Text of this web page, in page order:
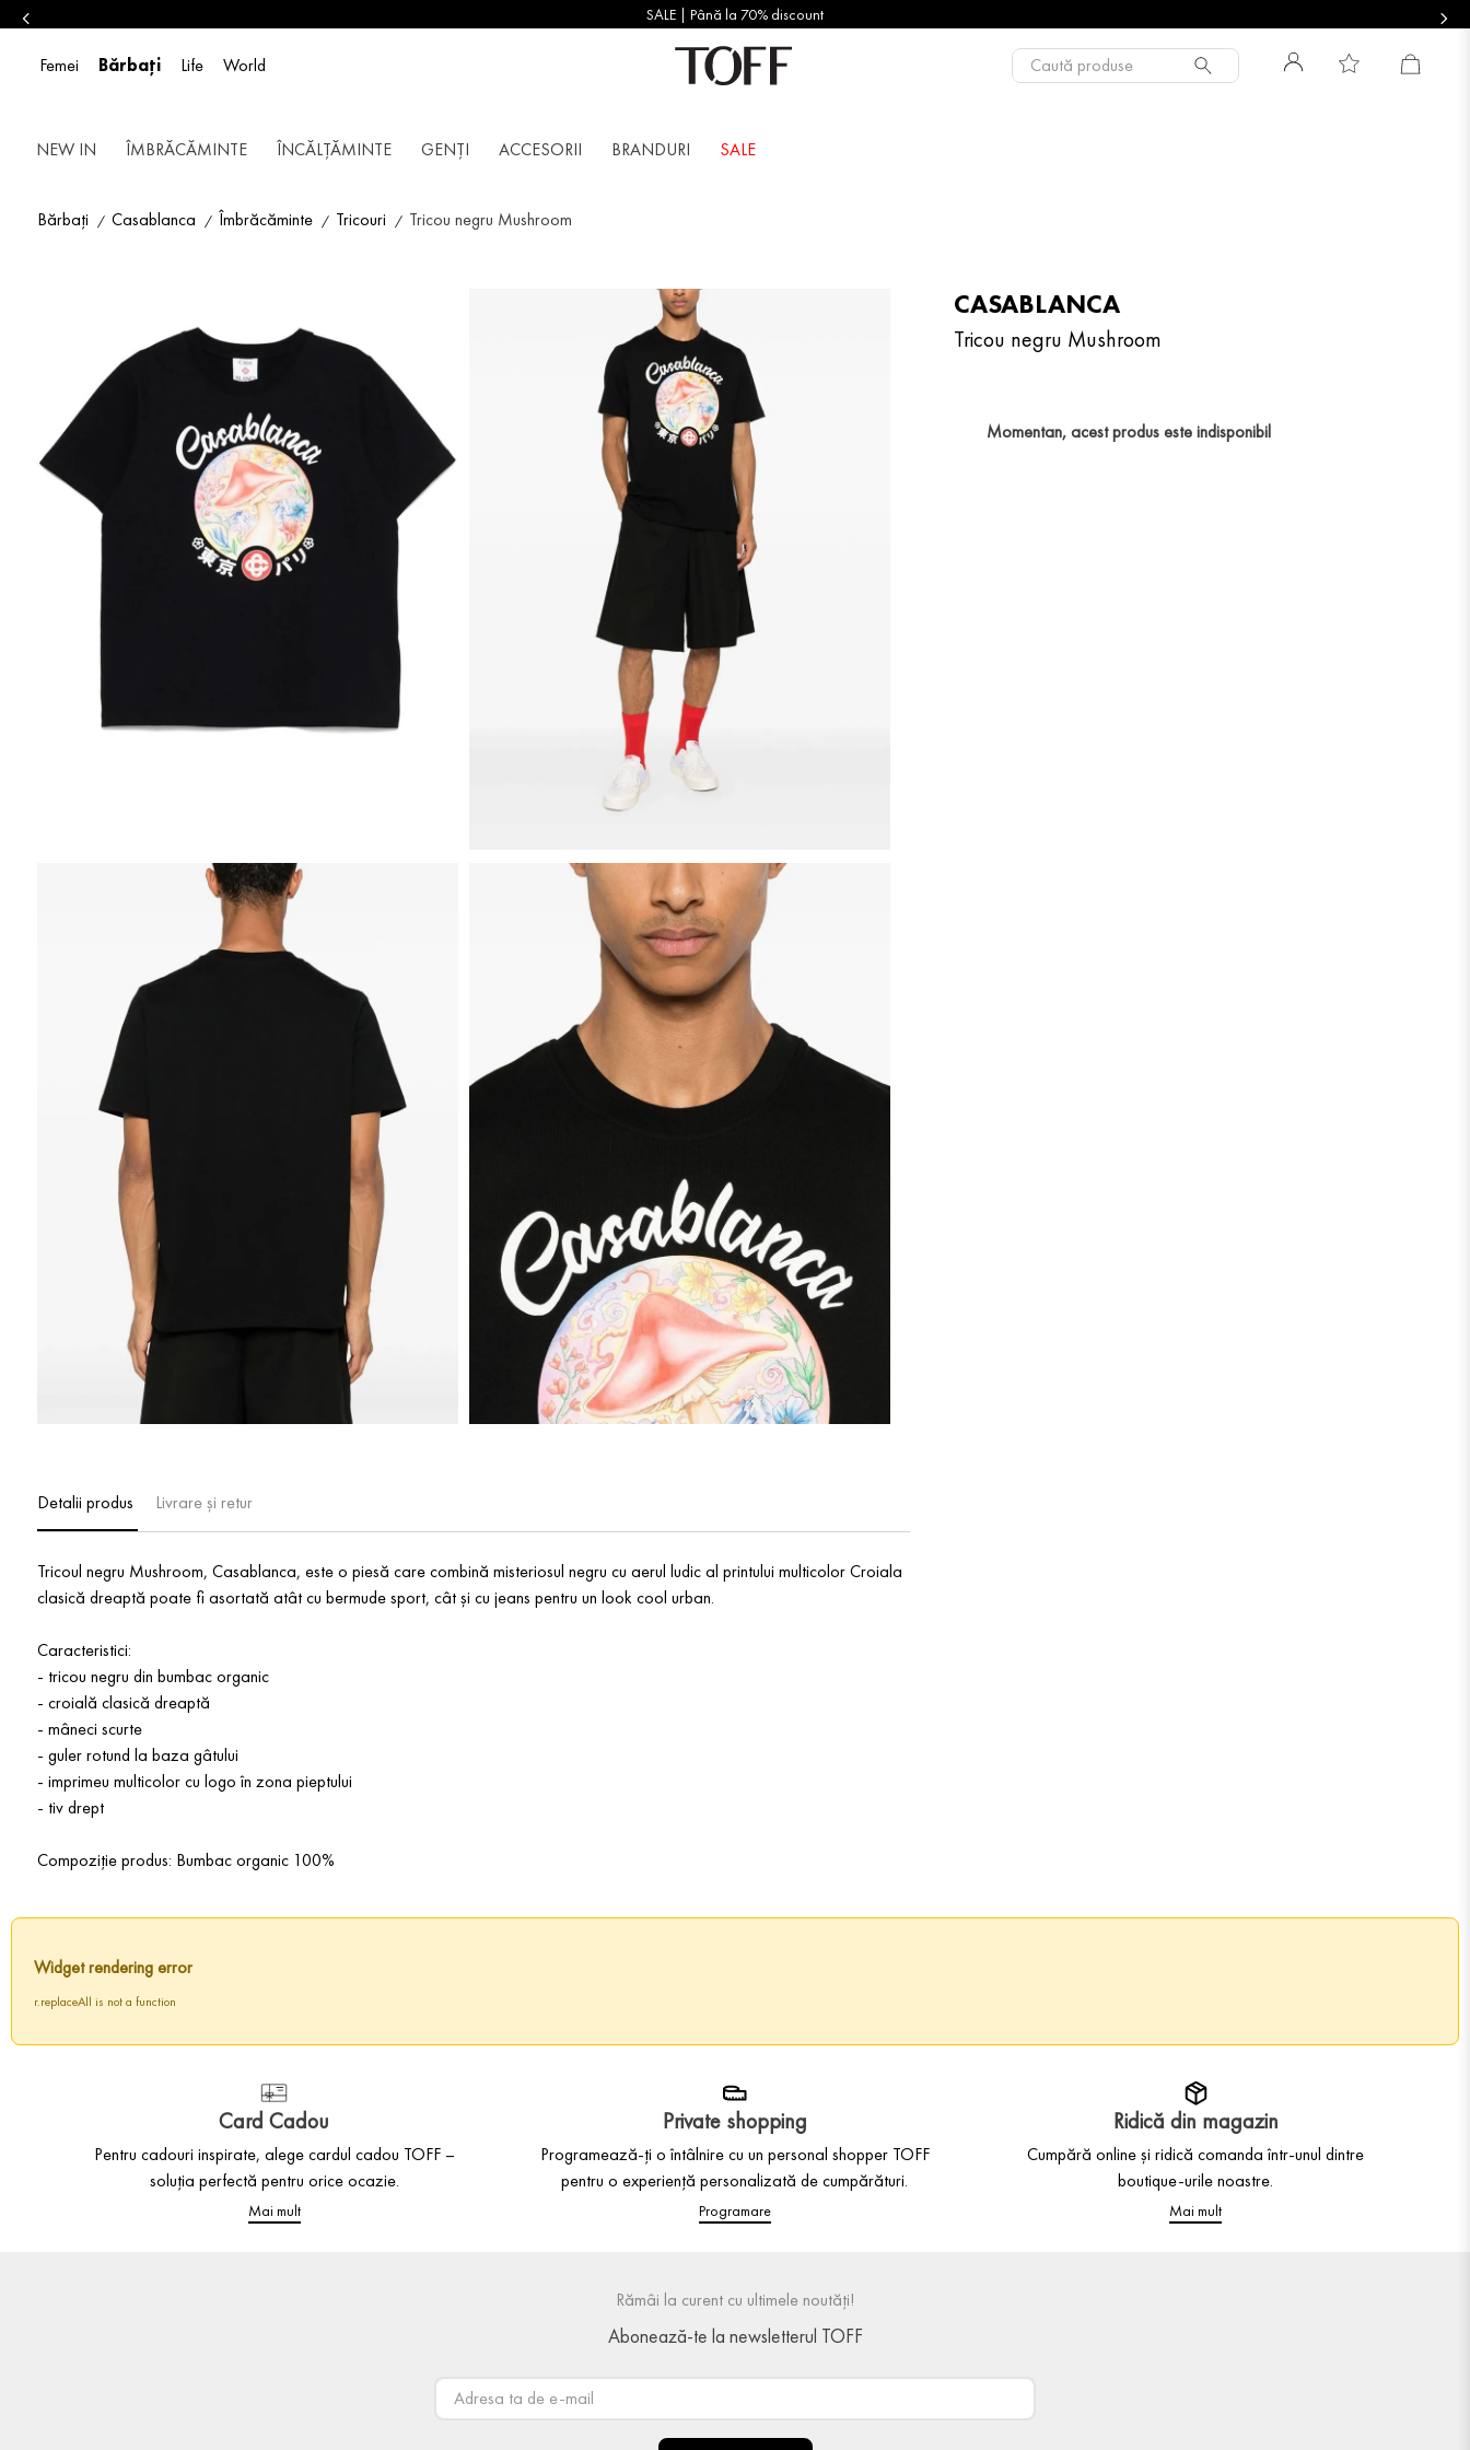
SALE | Până la 70% discount
Femei Bărbați Life World Caută produse
NEW IN ÎMBRĂCĂMINTE ÎNCĂLȚĂMINTE GENȚI ACCESORII BRANDURI SALE
Bărbați Casablanca Îmbrăcăminte Tricouri Tricou negru Mushroom
CASABLANCA
Tricou negru Mushroom
Momentan, acest produs este indisponibil
Detalii produs Livrare și retur
Tricoul negru Mushroom, Casablanca, este o piesă care combină misteriosul negru cu aerul ludic al printului multicolor Croiala
clasică dreaptă poate fi asortată atât cu bermude sport, cât și cu jeans pentru un look cool urban.
Caracteristici:
- tricou negru din bumbac organic
- croială clasică dreaptă
- mâneci scurte
- guler rotund la baza gâtului
- imprimeu multicolor cu logo în zona pieptului
- tiv drept
Compoziție produs: Bumbac organic 100%
Widget rendering error
r.replaceAll is not a function
Card Cadou
Pentru cadouri inspirate, alege cardul cadou TOFF –
soluția perfectă pentru orice ocazie.
Mai mult
Private shopping
Programează-ți o întâlnire cu un personal shopper TOFF
pentru o experiență personalizată de cumpărături.
Programare
Ridică din magazin
Cumpără online și ridică comanda într-unul dintre
boutique-urile noastre.
Mai mult
Rămâi la curent cu ultimele noutăți!
Abonează-te la newsletterul TOFF